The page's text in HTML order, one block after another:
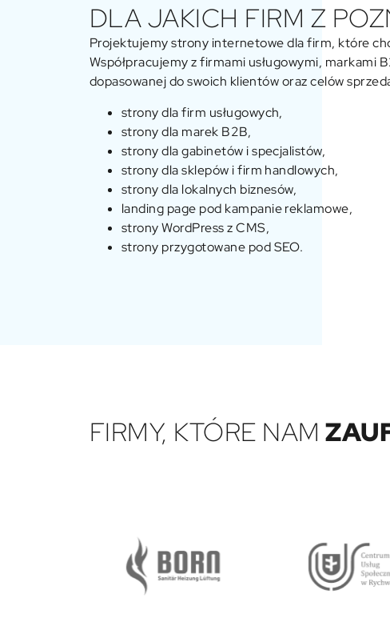
DLA JAKICH FIRM Z
Projektujemy strony internetowe dla firm, które
Współpracujemy z firmami usługowymi, markami
dopasowanej do swoich klientów oraz celów
strony dla firm usługowych,
strony dla marek B2B,
strony dla gabinetów i specjalistów,
strony dla sklepów i firm handlowych,
strony dla lokalnych biznesów,
landing page pod kampanie reklamowe,
strony WordPress z CMS,
strony przygotowane pod SEO.
FIRMY, KTÓRE NAM